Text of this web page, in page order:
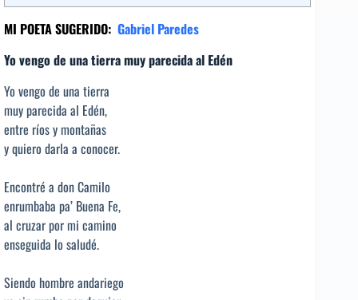
MI POETA SUGERIDO: Gabriel Paredes
Yo vengo de una tierra muy parecida al Edén
Yo vengo de una tierra
muy parecida al Edén,
entre ríos y montañas
y quiero darla a conocer.
Encontré a don Camilo
enrumbaba pa’ Buena Fe,
al cruzar por mi camino
enseguida lo saludé.
Siendo hombre andariego